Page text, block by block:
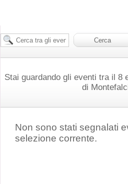
Stai guardando gli eventi tra il 8
di
Non sono stati segnalati
selezione corrente.